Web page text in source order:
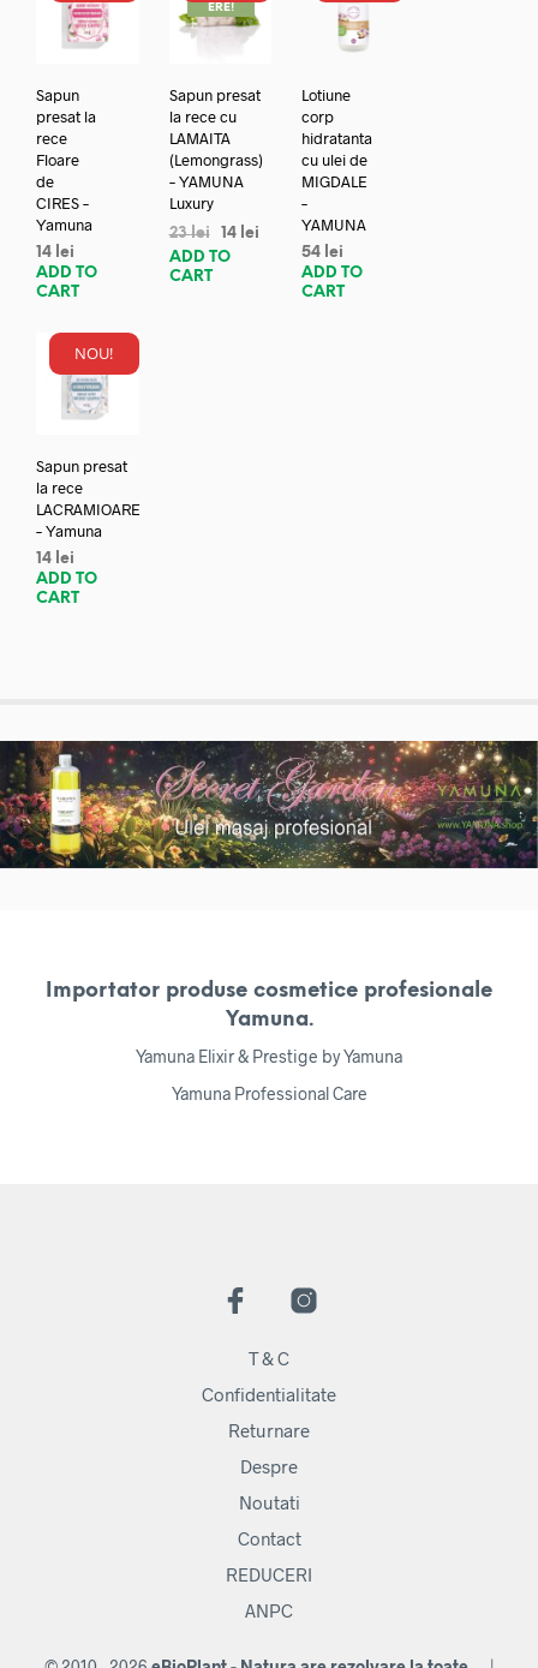
Sapun
presat la
rece
Floare
de
CIRES –
Yamuna
14 lei
ADD TO
CART
ERE!
Sapun presat
la rece cu
LAMAITA
(Lemongrass)
– YAMUNA
Luxury
23lei 14 lei
ADD TO
CART
Lotiune
corp
hidratanta
cu ulei de
MIGDALE
–
YAMUNA
54 lei
ADD TO
CART
NOU!
Sapun presat
la rece
LACRAMIOARE
– Yamuna
14 lei
ADD TO
CART
Importator produse cosmetice profesionale
Yamuna.
Yamuna Elixir & Prestige by Yamuna
Yamuna Professional Care
T & C
Confidentialitate
Returnare
Despre
Noutati
Contact
REDUCERI
ANPC